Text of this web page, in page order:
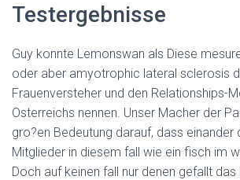
Testergebnisse
Guy konnte Lemonswan als Diese
oder aber amyotrophic lateral sclerosis
Frauenversteher und den Relationships-
Osterreichs nennen. Unser Macher der
gro?en Bedeutung darauf, dass einander
Mitglieder in diesem fall wie ein fisch im
Doch auf keinen fall nur denen gefallt